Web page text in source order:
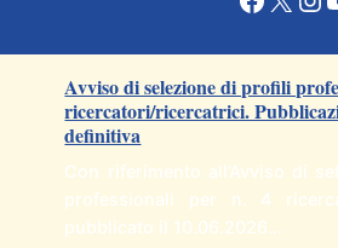
Avviso di selezione di profili
ricercatori/ricercatrici.
definitiva
Con riferimento all’Avviso di
professionali per n. 4
pubblicato il 10.06.2026…